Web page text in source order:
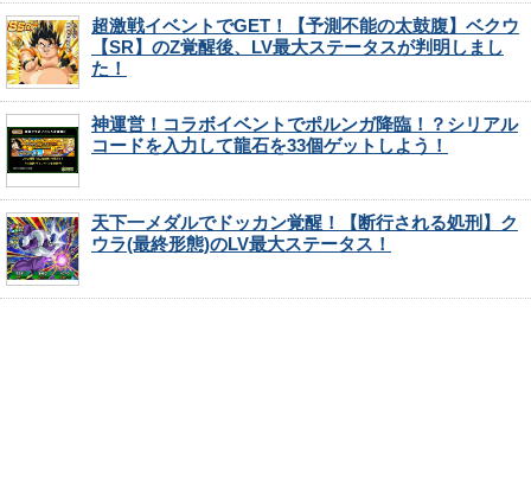
超激戦イベントでGET！【予測不能の太鼓腹】ベクウ
【SR】のZ覚醒後、LV最大ステータスが判明しまし
た！
神運営！コラボイベントでポルンガ降臨！？シリアル
コードを入力して龍石を33個ゲットしよう！
天下一メダルでドッカン覚醒！【断行される処刑】ク
ウラ(最終形態)のLV最大ステータス！